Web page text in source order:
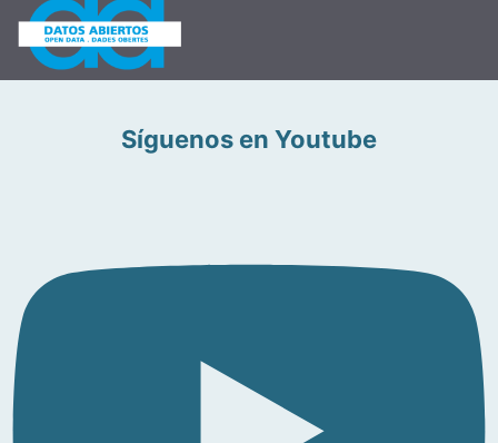
Síguenos en Youtube